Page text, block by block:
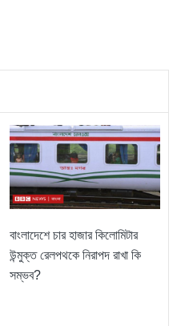
বাংলাদেশে চার হাজার কিলোমিটার
উন্মুক্ত রেলপথকে নিরাপদ রাখা কি
সম্ভব?